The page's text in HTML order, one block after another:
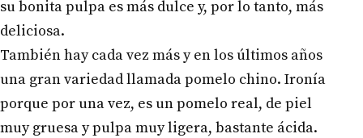
su bonita pulpa es más dulce y, por lo tanto, más
deliciosa.
También hay cada vez más y en los últimos años
una gran variedad llamada pomelo chino. Ironía
porque por una vez, es un pomelo real, de piel
muy gruesa y pulpa muy ligera, bastante ácida.